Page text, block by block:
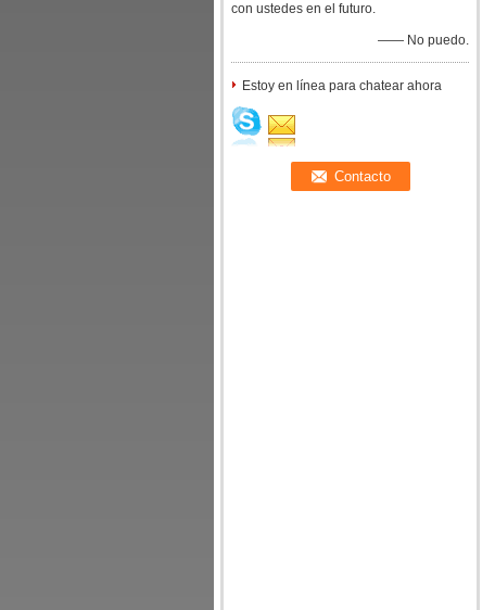
con ustedes en el futuro.
—— No puedo.
Estoy en línea para chatear ahora